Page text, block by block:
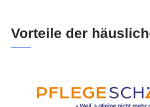
Vorteile der